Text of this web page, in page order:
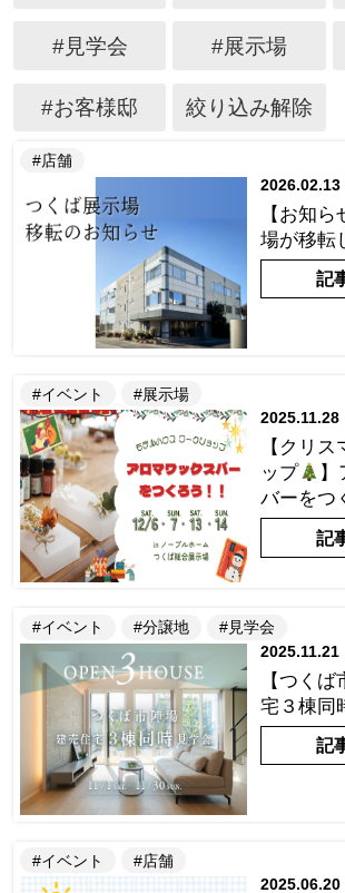
#見学会 #展示場
#お客様邸 絞り込み解除
#店舗
2026.02.13
【お知
場が移転
記
#イベント
#展示場
2025.11.28
【クリ
ップ
】
バーをつ
記
#イベント #分譲地
#見学会
2025.11.21
【つく
宅３棟同
記
#イベント
#店舗
2025.06.20